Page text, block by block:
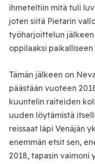
ihmeteltiin mitä tuli
joten siitä Pietarin
työharjoittelun
oppilaaksi
Tämän jälkeen on
päästään vuoteen
kuuntelin raiteiden
uuden löytämistä
reissaat läpi Venäjän
enemmän etsit sen,
2018, tapasin vaimoni